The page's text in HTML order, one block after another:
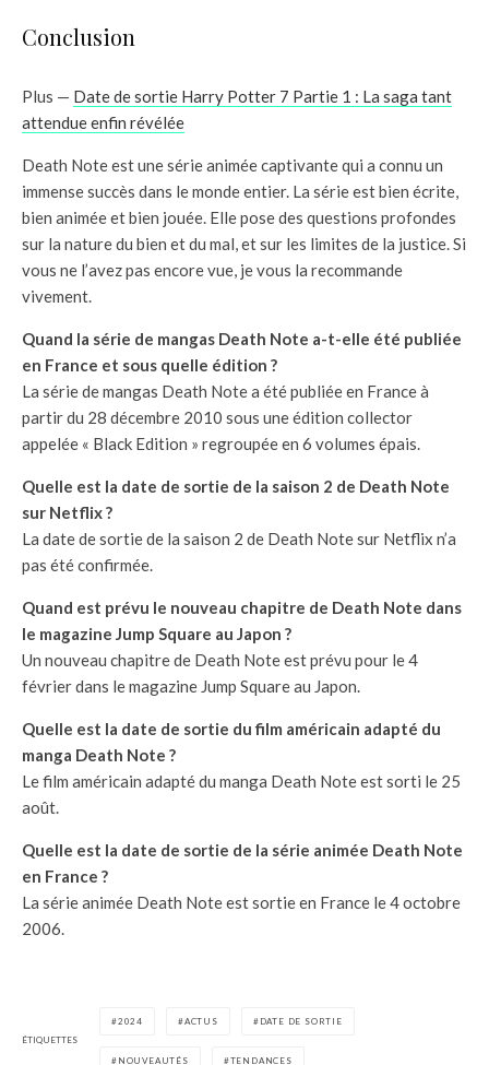
Conclusion
Plus — Date de sortie Harry Potter 7 Partie 1 : La saga tant
attendue enfin révélée
Death Note est une série animée captivante qui a connu un
immense succès dans le monde entier. La série est bien écrite,
bien animée et bien jouée. Elle pose des questions profondes
sur la nature du bien et du mal, et sur les limites de la justice. Si
vous ne l’avez pas encore vue, je vous la recommande
vivement.
Quand la série de mangas Death Note a-t-elle été publiée
en France et sous quelle édition ?
La série de mangas Death Note a été publiée en France à
partir du 28 décembre 2010 sous une édition collector
appelée « Black Edition » regroupée en 6 volumes épais.
Quelle est la date de sortie de la saison 2 de Death Note
sur Netflix ?
La date de sortie de la saison 2 de Death Note sur Netflix n’a
pas été confirmée.
Quand est prévu le nouveau chapitre de Death Note dans
le magazine Jump Square au Japon ?
Un nouveau chapitre de Death Note est prévu pour le 4
février dans le magazine Jump Square au Japon.
Quelle est la date de sortie du film américain adapté du
manga Death Note ?
Le film américain adapté du manga Death Note est sorti le 25
août.
Quelle est la date de sortie de la série animée Death Note
en France ?
La série animée Death Note est sortie en France le 4 octobre
2006.
ÉTIQUETTES
2024 ACTUS DATE DE SORTIE
NOUVEAUTÉS TENDANCES